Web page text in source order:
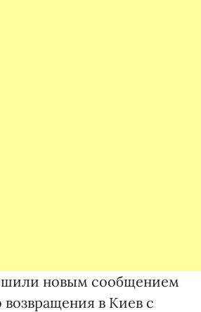
новым сообщением
возвращения в Киев с